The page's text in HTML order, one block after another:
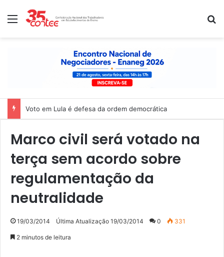
Menu
Voto em Lula é defesa da ordem democrática
Marco civil será votado na
terça sem acordo sobre
regulamentação da
neutralidade
19/03/2014 Última Atualização 19/03/2014 0 331
2 minutos de leitura